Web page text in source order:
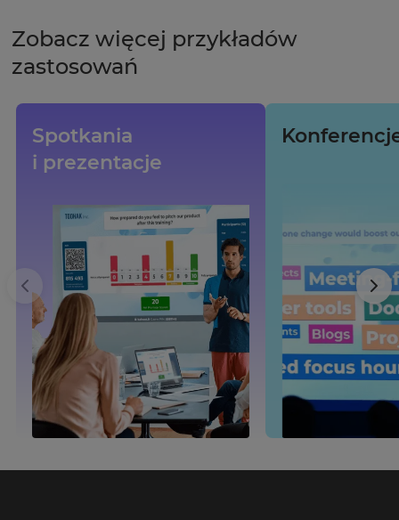
Zobacz więcej przykładów
zastosowań
Spotkania
i prezentacje